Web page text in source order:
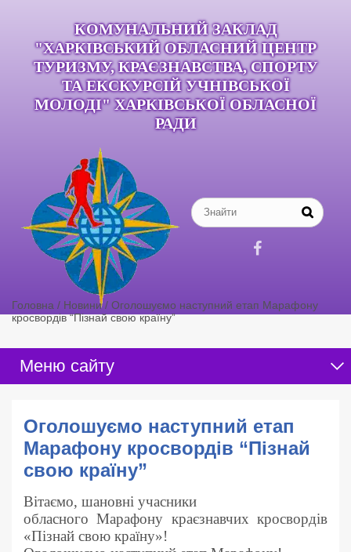
КОМУНАЛЬНИЙ ЗАКЛАД
"ХАРКІВСЬКИЙ ОБЛАСНИЙ ЦЕНТР
ТУРИЗМУ, КРАЄЗНАВСТВА, СПОРТУ
ТА ЕКСКУРСІЙ УЧНІВСЬКОЇ
МОЛОДІ" ХАРКІВСЬКОЇ ОБЛАСНОЇ
РАДИ

Головна / Новини / Оголошуємо наступний етап Марафону
кросвордів “Пізнай свою країну”
Меню сайту
Оголошуємо наступний етап
Марафону кросвордів “Пізнай
свою країну”
Вітаємо, шановні учасники
обласного Марафону краєзнавчих кросвордів
«Пізнай свою країну»!